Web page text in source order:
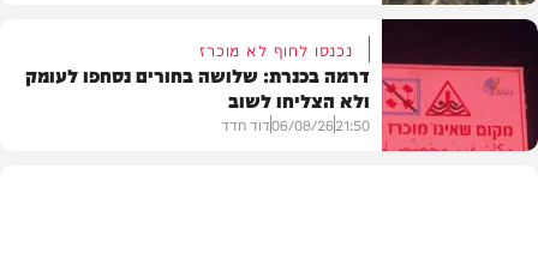
בעולם
נכנסו לחוף לא מוכרז
דרמה בכנרת: שלושה בחורים נסחפו לעומק
ולא הצליחו לשוב
21:50
06/08/26דוד חדד